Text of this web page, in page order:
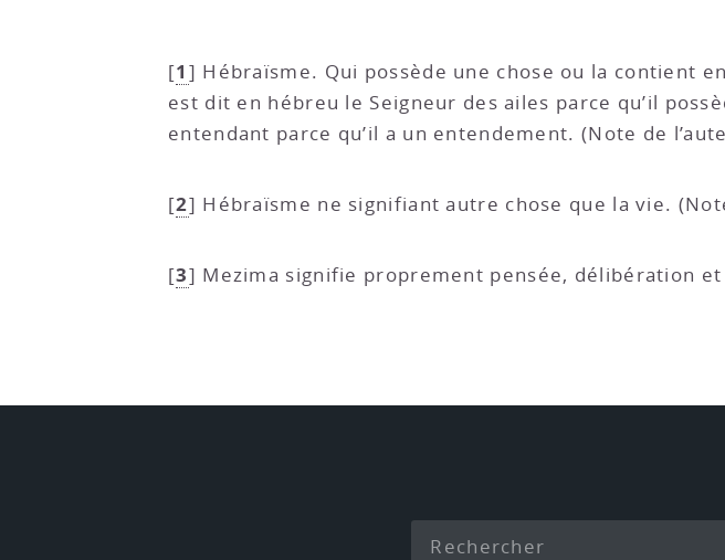
[1 ] Hébraïsme. Qui possède une chose ou la contient
est dit en hébreu le Seigneur des ailes parce qu’il
entendant parce qu’il a un entendement. (Note de
[2] Hébraïsme ne signifiant autre chose que la vie.
[3] Mezima signifie proprement pensée, délibération